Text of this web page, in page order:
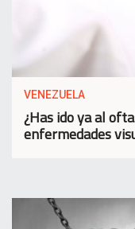
VENEZUELA
¿Has ido ya al
enfermedades